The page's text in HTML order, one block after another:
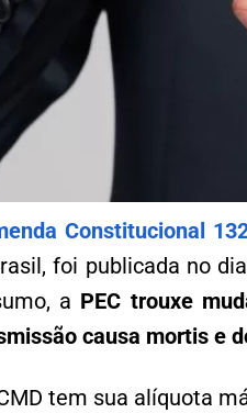
Constitucional
foi publicada no
a PEC trouxe
causa mortis e
tem sua alíquota